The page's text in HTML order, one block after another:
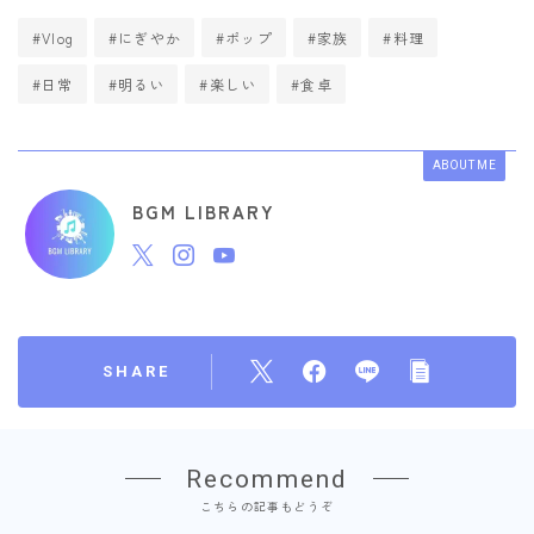
#Vlog #にぎやか #ポップ #家族 #料理
#日常 #明るい #楽しい #食卓
ABOUT ME
BGM LIBRARY
SHARE
Recommend
こちらの記事もどうぞ